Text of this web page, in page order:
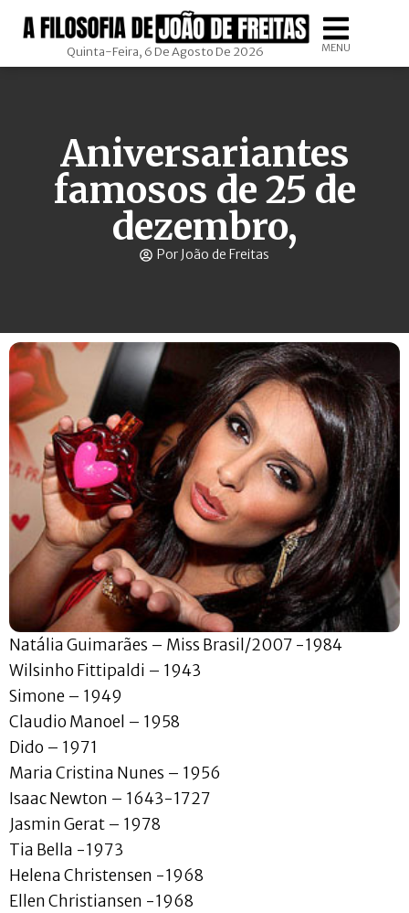
Quinta-Feira, 6 De Agosto De 2026 MENU
Aniversariantes
famosos de 25 de
dezembro,
Por João de Freitas
Natália Guimarães – Miss Brasil/2007 -1984
Wilsinho Fittipaldi – 1943
Simone – 1949
Claudio Manoel – 1958
Dido – 1971
Maria Cristina Nunes – 1956
Isaac Newton – 1643-1727
Jasmin Gerat – 1978
Tia Bella -1973
Helena Christensen -1968
Ellen Christiansen -1968